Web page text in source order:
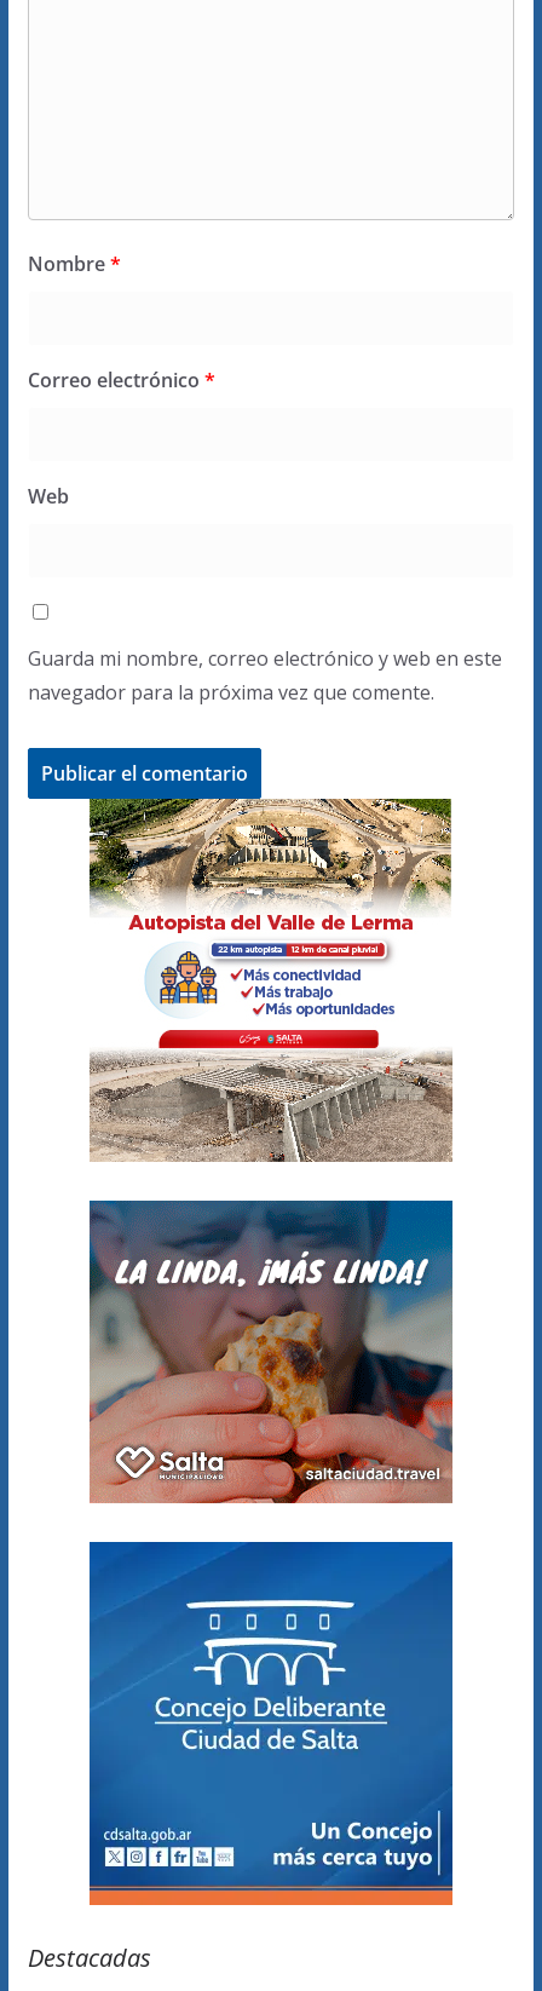
Nombre*
Correo electrónico *
Web
Guarda mi nombre, correo electrónico y web en este
navegador para la próxima vez que comente.
Destacadas